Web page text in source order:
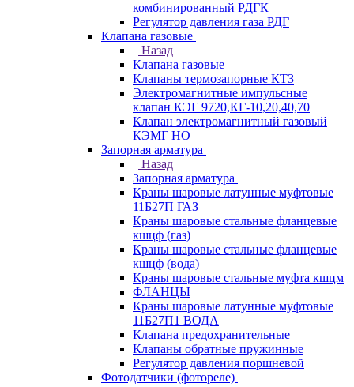
комбинированный РДГК
Регулятор давления газа РДГ
Клапана газовые
Назад
Клапана газовые
Клапаны термозапорные КТЗ
Электромагнитные импульсные
клапан КЭГ 9720,КГ-10,20,40,70
Клапан электромагнитный газовый
КЭМГ НО
Запорная арматура
Назад
Запорная арматура
Краны шаровые латунные муфтовые
11Б27П ГАЗ
Краны шаровые стальные фланцевые
кшцф (газ)
Краны шаровые стальные фланцевые
кшцф (вода)
Краны шаровые стальные муфта кшцм
ФЛАНЦЫ
Краны шаровые латунные муфтовые
11Б27П1 ВОДА
Клапана предохранительные
Клапаны обратные пружинные
Регулятор давления поршневой
Фотодатчики (фотореле)